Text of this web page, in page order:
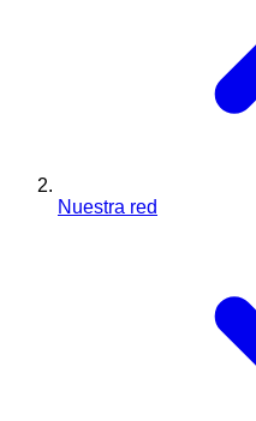
Nuestra red